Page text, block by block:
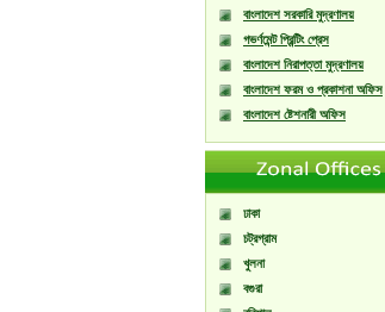
বাংলাদেশ সরকারি মুদ্রণালয়
গভর্ণমেন্ট প্রিন্টিং প্রেস
বাংলাদেশ নিরাপত্তা মুদ্রণালয়
বাংলাদেশ ফরম ও প্রকাশনা অফিস
বাংলাদেশ ষ্টেশনারী অফিস
ঢাকা
চট্রগ্রাম
খুলনা
বগুরা